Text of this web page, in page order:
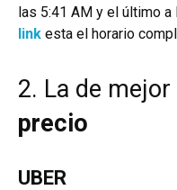
las 5:41 AM y el último
link esta el horario
2. La de
precio
UBER